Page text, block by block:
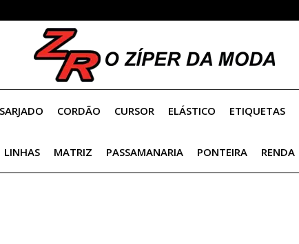
CORDÃO CURSOR ELÁSTICO ETIQUETAS
LINHAS MATRIZ PASSAMANARIA PONTEIRA RENDA